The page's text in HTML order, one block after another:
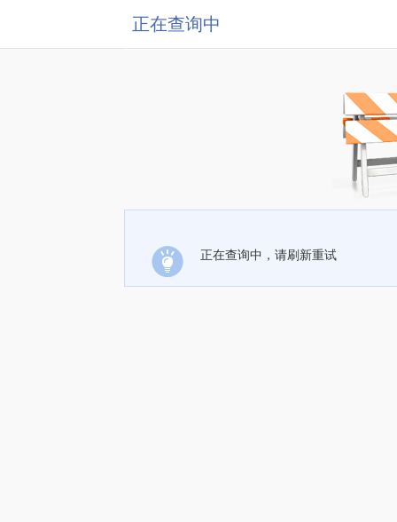
正在查询中
正在查询中，请刷新重试